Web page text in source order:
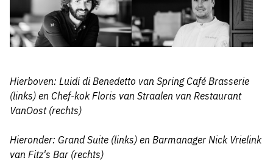
Hierboven: Luidi di Benedetto van Spring Café Brasserie
(links) en Chef-kok Floris van Straalen van Restaurant
VanOost (rechts)
Hieronder: Grand Suite (links) en Barmanager Nick Vrielink
van Fitz's Bar (rechts)